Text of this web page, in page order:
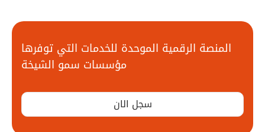
المنصة الرقمية الموحدة للخدمات التي توفرها
مؤسسات سمو الشيخة
سجل الان